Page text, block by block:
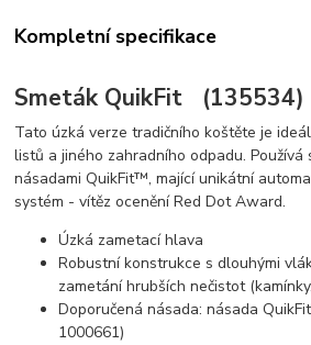
Kompletní specifikace
Smeták QuikFit (135534)
Tato úzká verze tradičního koštěte je
listů a jiného zahradního odpadu. Používá
násadami QuikFit™, mající unikátní
systém - vítěz ocenění Red Dot Award.
Úzká zametací hlava
Robustní konstrukce s dlouhými
zametání hrubších nečistot
Doporučená násada: násada
1000661)